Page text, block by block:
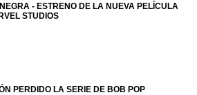
- ESTRENO DE LA NUEVA PELÍCULA
STUDIOS
PERDIDO LA SERIE DE BOB POP